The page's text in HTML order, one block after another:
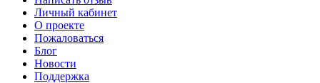
Личный кабинет
О проекте
Пожаловаться
Блог
Новости
Поддержка